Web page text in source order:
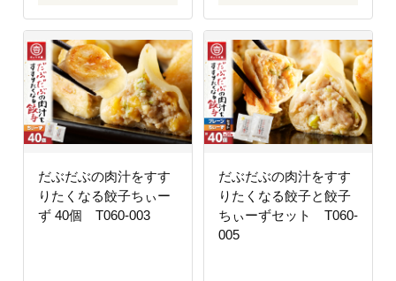
だぶだぶの肉汁をすす
りたくなる餃子ちぃー
ず 40個 T060-003
だぶだぶの肉汁をすす
りたくなる餃子と餃子
ちぃーずセット T060-
005